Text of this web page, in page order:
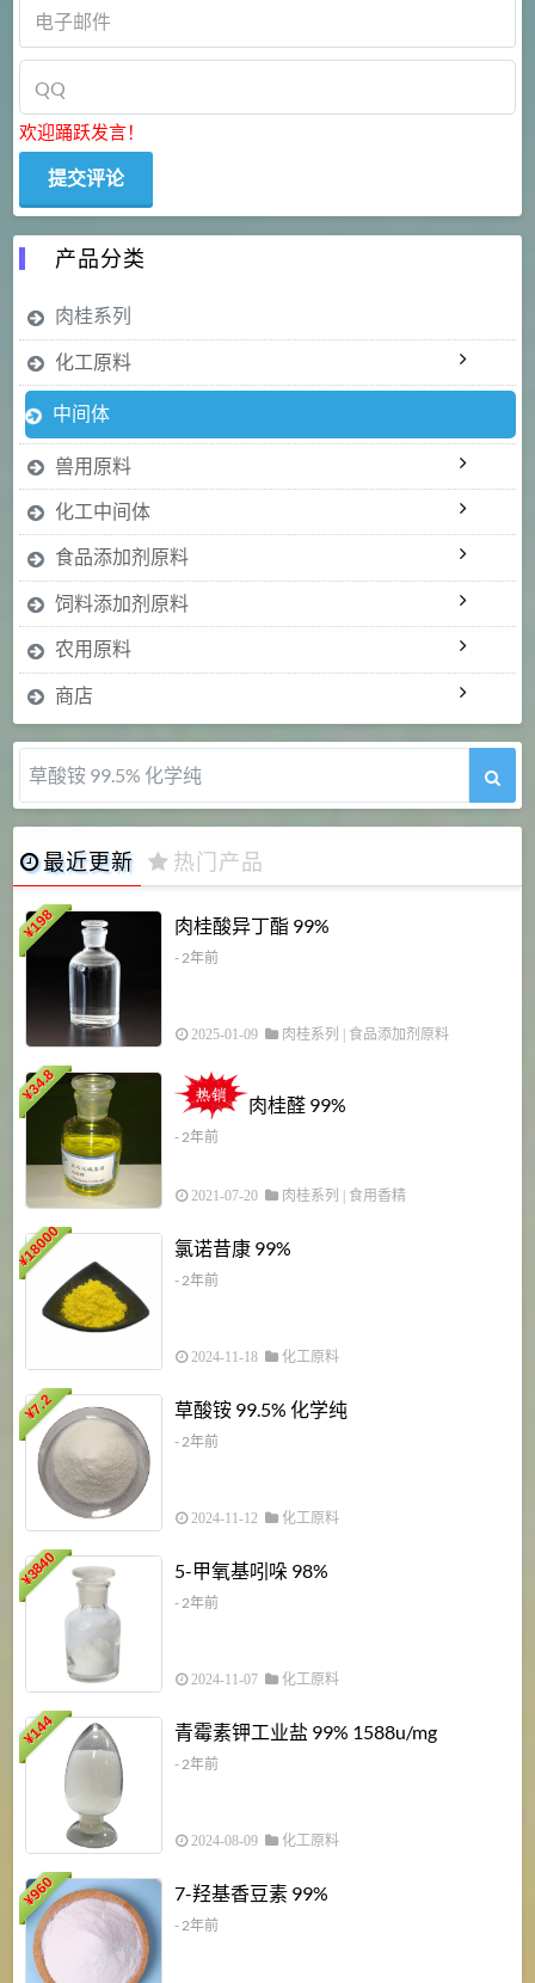
欢迎踊跃发言！
产品分类
肉桂系列
化工原料
中间体
兽用原料
化工中间体
食品添加剂原料
饲料添加剂原料
农用原料
商店
草酸铵 99.5% 化学纯
最近更新 热门产品
¥
198 肉桂酸异丁酯 99%
- 2年前
2025-01-09 肉桂系列 食品添加剂原料
¥
34.8
肉桂醛 99%
- 2年前
2021-07-20 肉桂系列 食用香精
¥
18000 氯诺昔康 99%
- 2年前
2024-11-18 化工原料
¥
7.2 草酸铵 99.5% 化学纯
- 2年前
2024-11-12 化工原料
¥
3840 5-甲氧基吲哚 98%
- 2年前
2024-11-07 化工原料
¥
144 青霉素钾工业盐 99% 1588u/mg
- 2年前
2024-08-09 化工原料
¥
960 7-羟基香豆素 99%
- 2年前